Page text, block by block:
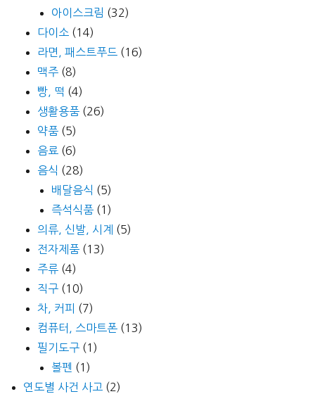
아이스크림 (32)
다이소 (14)
라면, 패스트푸드 (16)
맥주 (8)
빵, 떡 (4)
생활용품 (26)
약품 (5)
음료 (6)
음식 (28)
배달음식 (5)
즉석식품 (1)
의류, 신발, 시계
(5)
전자제품 (13)
주류 (4)
직구 (10)
차, 커피 (7)
컴퓨터, 스마트폰 (13)
필기도구 (1)
볼펜 (1)
연도별 사건 사고 (2)